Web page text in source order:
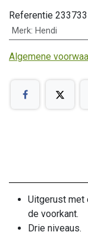
Referentie 233733
Merk: Hendi
Algemene
Uitgerust met
de voorkant.
Drie niveaus.